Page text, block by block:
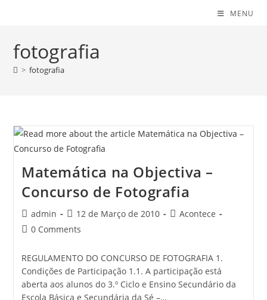
MENU
fotografia
> fotografia
Matemática na Objectiva –
Concurso de Fotografia
Post
author:
admin
Post
published:
12 de Março de 2010
PostAcontece
Post0 Comments
REGULAMENTO DO CONCURSO DE FOTOGRAFIA 1.
Condições de Participação 1.1. A participação está
aberta aos alunos do 3.º Ciclo e Ensino Secundário da
Escola Básica e Secundária da Sé –…